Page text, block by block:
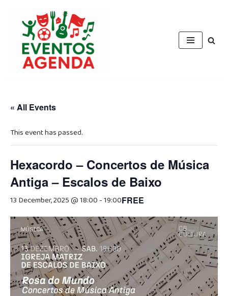
content
« All Events
This event has passed.
Hexacordo – Concertos de Música
Antiga – Escalos de Baixo
13 December, 2025 @ 18:00-19:00FREE